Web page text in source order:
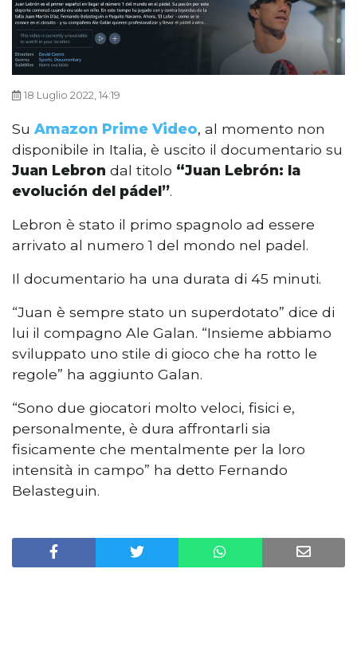
18 Luglio 2022, 14:19
Su Amazon Prime Video, al momento non
disponibile in Italia, è uscito il documentario su
Juan Lebron dal titolo “Juan Lebrón: la
evolución del pádel”.
Lebron è stato il primo spagnolo ad essere
arrivato al numero 1 del mondo nel padel.
Il documentario ha una durata di 45 minuti.
“Juan è sempre stato un superdotato” dice di
lui il compagno Ale Galan. “Insieme abbiamo
sviluppato uno stile di gioco che ha rotto le
regole” ha aggiunto Galan.
“Sono due giocatori molto veloci, fisici e,
personalmente, è dura affrontarli sia
fisicamente che mentalmente per la loro
intensità in campo” ha detto Fernando
Belasteguin.